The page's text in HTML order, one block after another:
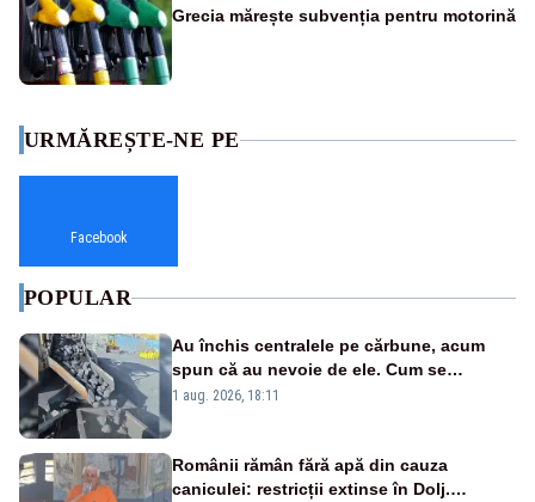
Grecia mărește subvenția pentru motorină
URMĂREȘTE-NE PE
Facebook
POPULAR
Au închis centralele pe cărbune, acum
spun că au nevoie de ele. Cum se
pasează vina în plină criză energetică
1 aug. 2026, 18:11
Românii rămân fără apă din cauza
caniculei: restricții extinse în Dolj.